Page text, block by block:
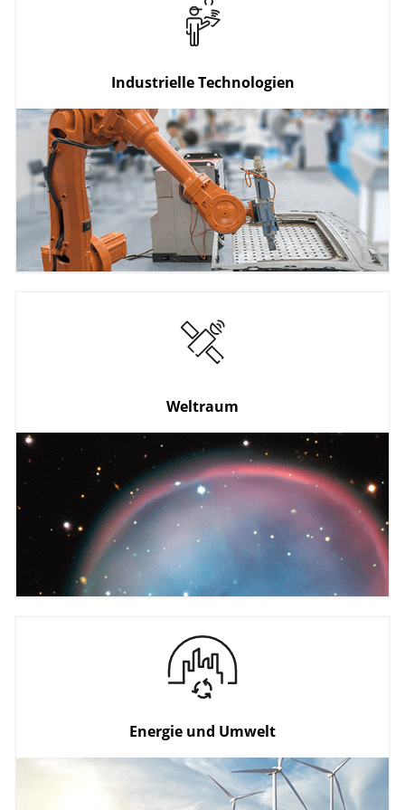
Personen/Gütermobilität
Verkehrsinfrastruktur
Fahrzeugtechnologien
Industrielle Technologien
Produktion
Werkstoffe
Weltraum
Erdbeobachtung
Raumfahrt
Navigationssysteme
Energie und Umwelt